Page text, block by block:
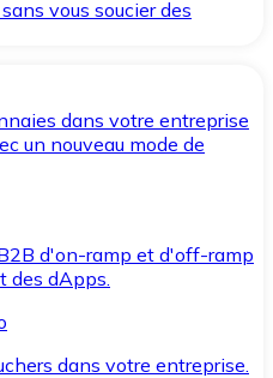
vous soucier des
dans votre entreprise
un nouveau mode de
d'on-ramp et d'off-ramp
des dApps.
dans votre entreprise.